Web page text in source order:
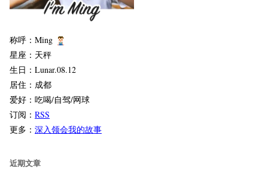
称呼：Ming
星座：天秤
生日：Lunar.08.12
居住：成都
爱好：吃喝/自驾/网球
订阅： RSS
更多： 深入领会我的故事
近期文章